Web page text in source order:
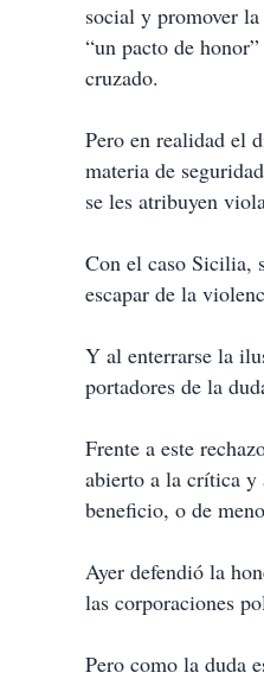
social y promover
“un pacto de
cruzado.
Pero en realidad el
materia de
se les atribuyen
Con el caso Sicilia,
escapar de la
Y al enterrarse la
portadores de la
Frente a este
abierto a la crítica y
beneficio, o de
Ayer defendió la
las corporaciones
Pero como la duda